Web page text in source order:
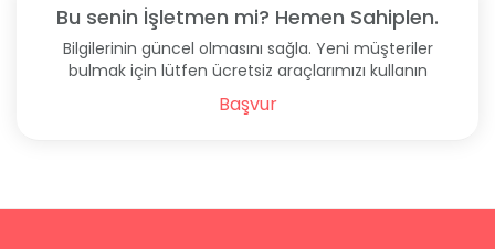
Bu senin İşletmen mi? Hemen Sahiplen.
Bilgilerinin güncel olmasını sağla. Yeni müşteriler
bulmak için lütfen ücretsiz araçlarımızı kullanın
Başvur